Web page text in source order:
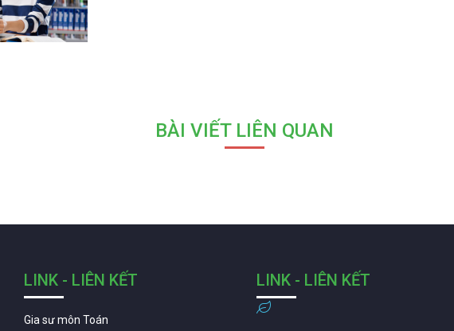
BÀI VIẾT LIÊN QUAN
LINK - LIÊN KẾT
Gia sư môn Toán
LINK - LIÊN KẾT